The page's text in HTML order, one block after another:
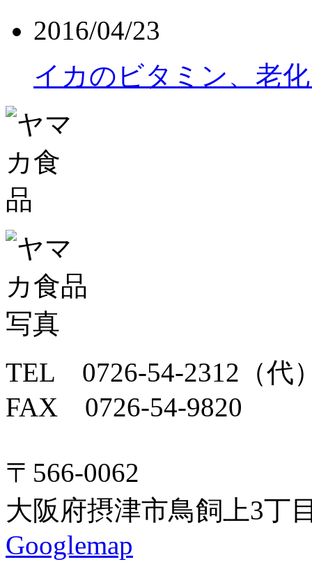
2016/04/23
イカのビタミン、老
TEL 0726-54-2312（代
FAX 0726-54-9820
〒566-0062
大阪府摂津市鳥飼上3丁
Googlemap